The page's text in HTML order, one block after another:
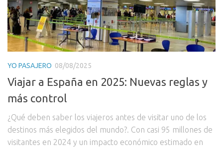
YO PASAJERO 08/08/2025
Viajar a España en 2025: Nuevas reglas y
más control
¿Qué deben saber los viajeros antes de visitar uno de los
destinos más elegidos del mundo?. Con casi 95 millones de
visitantes en 2024 y un impacto económico estimado en